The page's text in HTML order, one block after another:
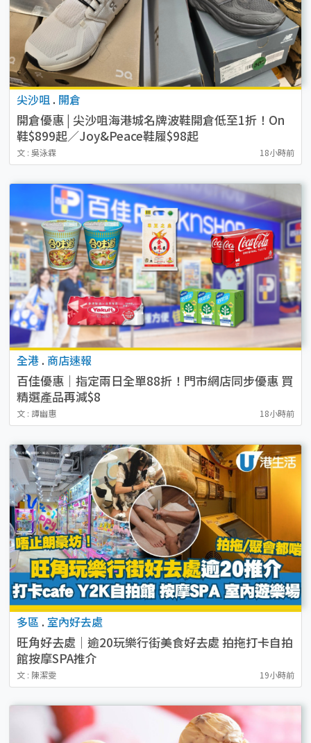
尖沙咀 . 開倉
開倉優惠 | 尖沙咀海港城名牌波鞋開倉低至1折！On
鞋$899起／Joy&Peace鞋履$98起
文 : 吳泳霖 18小時前
全港 . 商店速報
百佳優惠｜指定兩日全單88折！門市網店同步優惠 買
精選產品再減$8
文 : 譚幽惠 18小時前
多區 . 室內好去處
旺角好去處｜逾20玩樂行街美食好去處 拍拖打卡自拍
館按摩SPA推介
文 : 陳潔雯 19小時前